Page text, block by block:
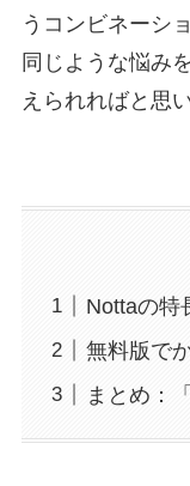
うコンビネーシ
同じような悩み
えられればと思
Nottaの特
無料版で
まとめ：